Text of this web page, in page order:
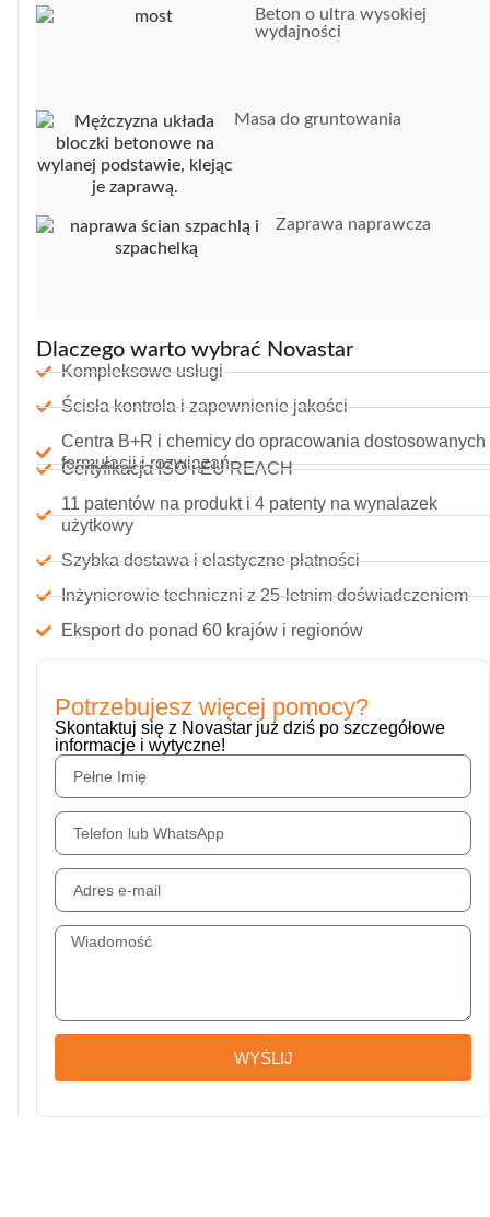
Beton o ultra wysokiej
wydajności
Masa do gruntowania
Zaprawa naprawcza
Dlaczego warto wybrać Novastar
Kompleksowe usługi
Ścisła kontrola i zapewnienie jakości
Centra B+R i chemicy do opracowania dostosowanych
formulacji i rozwiązań
Certyfikacja ISO i EU REACH
11 patentów na produkt i 4 patenty na wynalazek
użytkowy
Szybka dostawa i elastyczne płatności
Inżynierowie techniczni z 25-letnim doświadczeniem
Eksport do ponad 60 krajów i regionów
Potrzebujesz więcej pomocy?
Skontaktuj się z Novastar już dziś po szczegółowe
informacje i wytyczne!
WYŚLIJ